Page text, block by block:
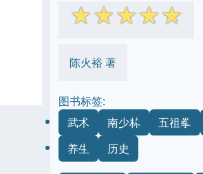
☆☆☆☆☆
陈火裕 著
图书标签:
武术
南少林 五祖拳
养生
历史